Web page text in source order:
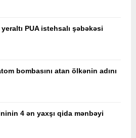
PUA istehsalı şəbəkəsi
bombasını atan ölkənin adını
4 ən yaxşı qida mənbəyi